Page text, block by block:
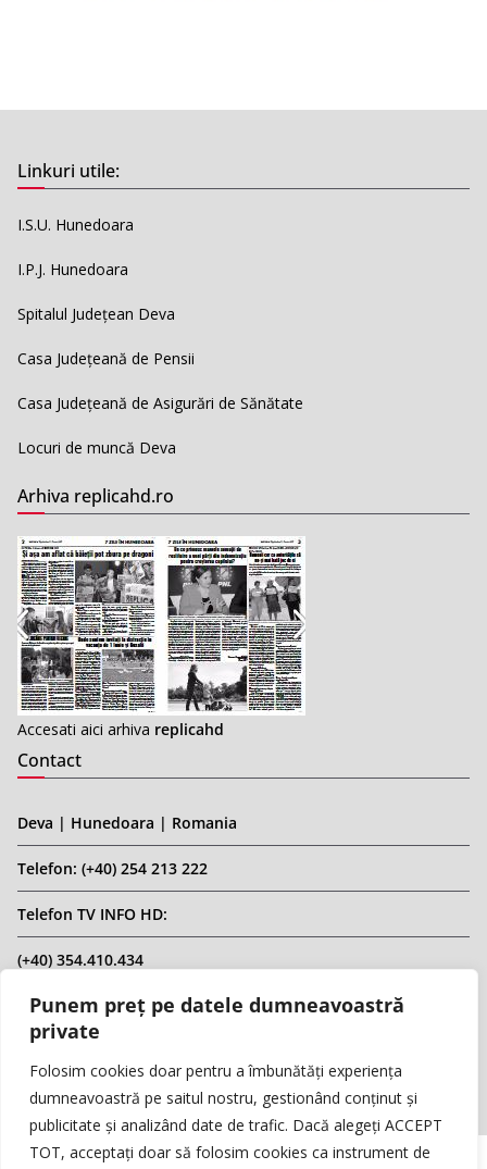
Punem preț pe datele dumneavoastră
private
Folosim cookies doar pentru a îmbunătăți experiența
dumneavoastră pe saitul nostru, gestionând conținut și
publicitate și analizând date de trafic. Dacă alegeți ACCEPT
TOT, acceptați doar să folosim cookies ca instrument de
Linkuri utile:
I.S.U. Hunedoara
I.P.J. Hunedoara
Spitalul Județean Deva
Casa Județeană de Pensii
Casa Județeană de Asigurări de Sănătate
Locuri de muncă Deva
Arhiva replicahd.ro
Accesati aici arhiva replicahd
Contact
Deva | Hunedoara | Romania
Telefon: (+40) 254 213 222
Telefon TV INFO HD:
(+40) 354.410.434
Email: infohd20@gmail.com
Website: www.replicahd.ro